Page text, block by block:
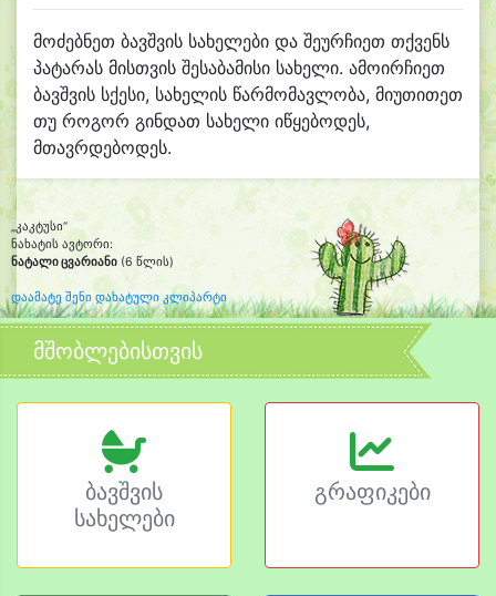
მოძებნეთ ბავშვის სახელები და შეურჩიეთ თქვენს
პატარას მისთვის შესაბამისი სახელი. ამოირჩიეთ
ბავშვის სქესი, სახელის წარმომავლობა, მიუთითეთ
თუ როგორ გინდათ სახელი იწყებოდეს,
მთავრდებოდეს.
„კაკტუსი“
ნახატის ავტორი:
ნატალი ცვარიანი (6 წლის)
დაამატე შენი დახატული კლიპარტი
მშობლებისთვის
ბავშვის
სახელები
გრაფიკები